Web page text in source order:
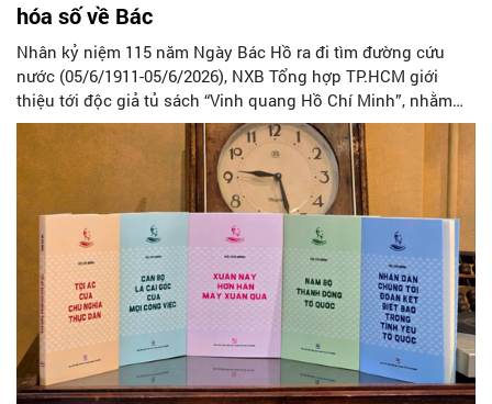
hóa số về Bác
Nhân kỷ niệm 115 năm Ngày Bác Hồ ra đi tìm đường cứu
nước (05/6/1911-05/6/2026), NXB Tổng hợp TP.HCM giới
thiệu tới độc giả tủ sách “Vinh quang Hồ Chí Minh”, nhằm
tiếp tục phát huy vai trò của công tác xuất bản trong việc
bảo tồn và lan tỏa di sản tư tưởng của Chủ tịch Hồ Chí Minh.